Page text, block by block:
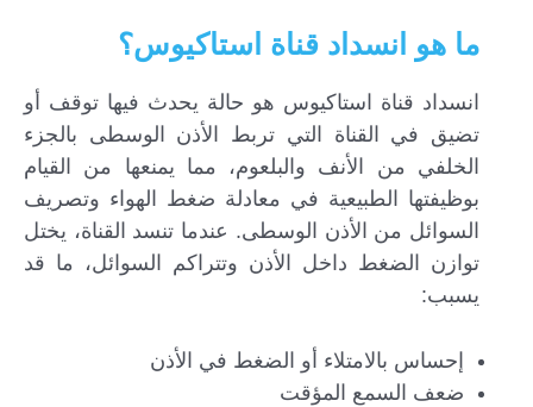
ما هو انسداد قناة استاكيوس؟
انسداد قناة استاكيوس هو حالة يحدث فيها توقف أو
تضيق في القناة التي تربط الأذن الوسطى بالجزء
الخلفي من الأنف والبلعوم، مما يمنعها من القيام
بوظيفتها الطبيعية في معادلة ضغط الهواء وتصريف
السوائل من الأذن الوسطى. عندما تنسد القناة، يختل
توازن الضغط داخل الأذن وتتراكم السوائل، ما قد
يسبب:
إحساس بالامتلاء أو الضغط في الأذن
ضعف السمع المؤقت